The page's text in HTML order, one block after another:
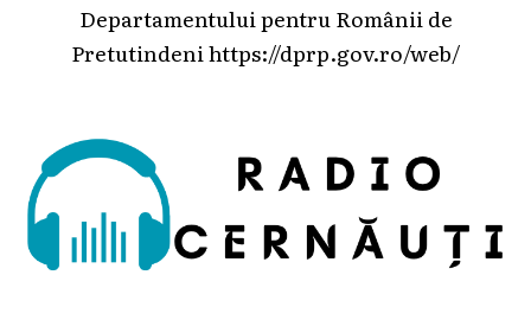
Departamentului pentru Românii de
Pretutindeni https://dprp.gov.ro/web/